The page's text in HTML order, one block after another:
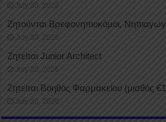
July 30, 2026
Ζητούνται Βρεφονηπιοκόμοι,
July 30, 2026
Ζητείται Junior Architect
July 30, 2026
Ζητείται Βοηθός Φαρμακείου (μισθός
July 30, 2026